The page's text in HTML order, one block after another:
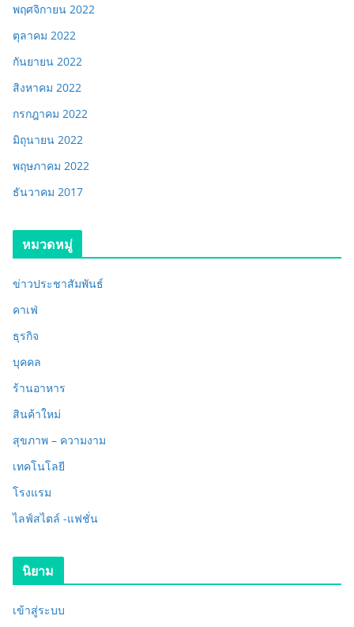
พฤศจิกายน 2022
ตุลาคม 2022
กันยายน 2022
สิงหาคม 2022
กรกฎาคม 2022
มิถุนายน 2022
พฤษภาคม 2022
ธันวาคม 2017
หมวดหมู่
ข่าวประชาสัมพันธ์
คาเฟ่
ธุรกิจ
บุคคล
ร้านอาหาร
สินค้าใหม่
สุขภาพ – ความงาม
เทคโนโลยี
โรงแรม
ไลฟ์สไตล์ -แฟชั่น
นิยาม
เข้าสู่ระบบ